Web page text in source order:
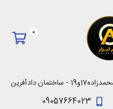
0
09057664023